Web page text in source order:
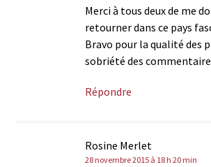
Merci à tous deux de me
retourner dans ce pays
Bravo pour la qualité des
sobriété des
Répondre
Rosine Merlet
28 novembre 2015 à 18 h 20 min